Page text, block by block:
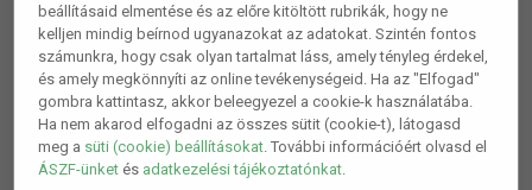
beállításaid elmentése és az előre kitöltött rubrikák, hogy ne
kelljen mindig beírnod ugyanazokat az adatokat. Szintén fontos
számunkra, hogy csak olyan tartalmat láss, amely tényleg érdekel,
és amely megkönnyíti az online tevékenységeid. Ha az "Elfogad"
gombra kattintasz, akkor beleegyezel a cookie-k használatába.
Ha nem akarod elfogadni az összes sütit (cookie-t), látogasd
meg a süti (cookie) beállításokat. További információért olvasd el
ÁSZF-ünket és adatkezelési tájékoztatónkat.